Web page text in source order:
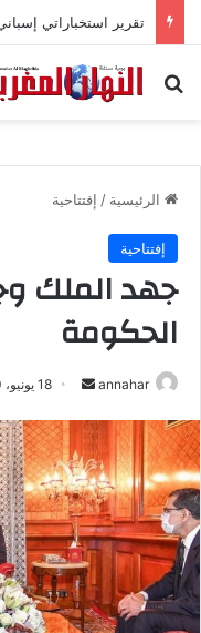
بحث عن
الرئيسية / إفتتاحية
إفتتاحية
جهد الملك
الحكومة
annahar
ل
ب
ر
ي
د
ا
إ
18 يونيو، 2020